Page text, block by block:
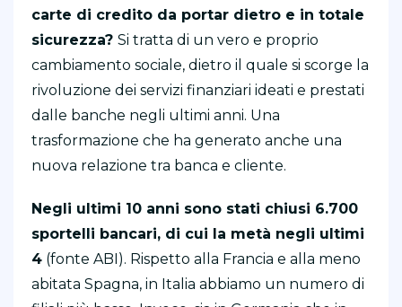
carte di credito da portar dietro e in totale
sicurezza? Si tratta di un vero e proprio
cambiamento sociale, dietro il quale si scorge la
rivoluzione dei servizi finanziari ideati e prestati
dalle banche negli ultimi anni. Una
trasformazione che ha generato anche una
nuova relazione tra banca e cliente.
Negli ultimi 10 anni sono stati chiusi 6.700
sportelli bancari, di cui la metà negli ultimi
4 (fonte ABI). Rispetto alla Francia e alla meno
abitata Spagna, in Italia abbiamo un numero di